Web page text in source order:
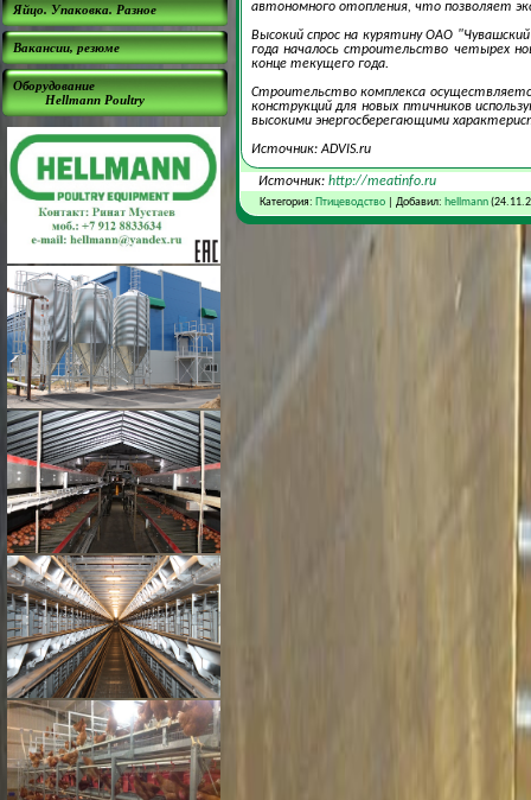
Яйцо. Упаковка. Разное
Вакансии, резюме
Оборудование
Hellmann Poultry
автономного отопления, что позволяет
Высокий спрос на курятину ОАО
года началось строительство четырех
конце текущего года.
Строительство комплекса
конструкций для новых птичников
высокими энергосберегающими
Источник: ADVIS.ru
Источник: http://meatinfo.ru
Категория: Птицеводство| Добавил: hellmann